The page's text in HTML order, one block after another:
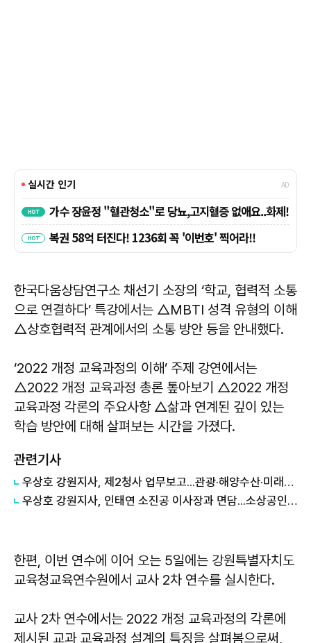
한국다움상담연구소 채선기 소장의 ‘학교, 협력적 소통
으로 연결하다’ 특강에서는 △MBTI 성격 유형의 이해
△상호협력적 관계에서의 소통 방안 등을 안내했다.
‘2022 개정 교육과정의 이해’ 주제 강연에서는
△2022 개정 교육과정 총론 톺아보기 △2022 개정
교육과정 각론의 주요사항 △삶과 연계된 깊이 있는
학습 방안에 대해 살펴보는 시간을 가졌다.
관련기사
우상호 강원지사, 제2청사 업무보고...관광·해양수산·미래산업 해법 찾는다
우상호 강원지사, 인태연 소진공 이사장과 면담...소상공인·전통시장 지원 협력체계 구축
한편, 이번 연수에 이어 오는 5일에는 강원특별자치도
교육청교육연수원에서 교사 2차 연수를 실시한다.
교사 2차 연수에서는 2022 개정 교육과정의 각론에
제시된 교과 교육과정 설계의 특징을 살펴봄으로써,